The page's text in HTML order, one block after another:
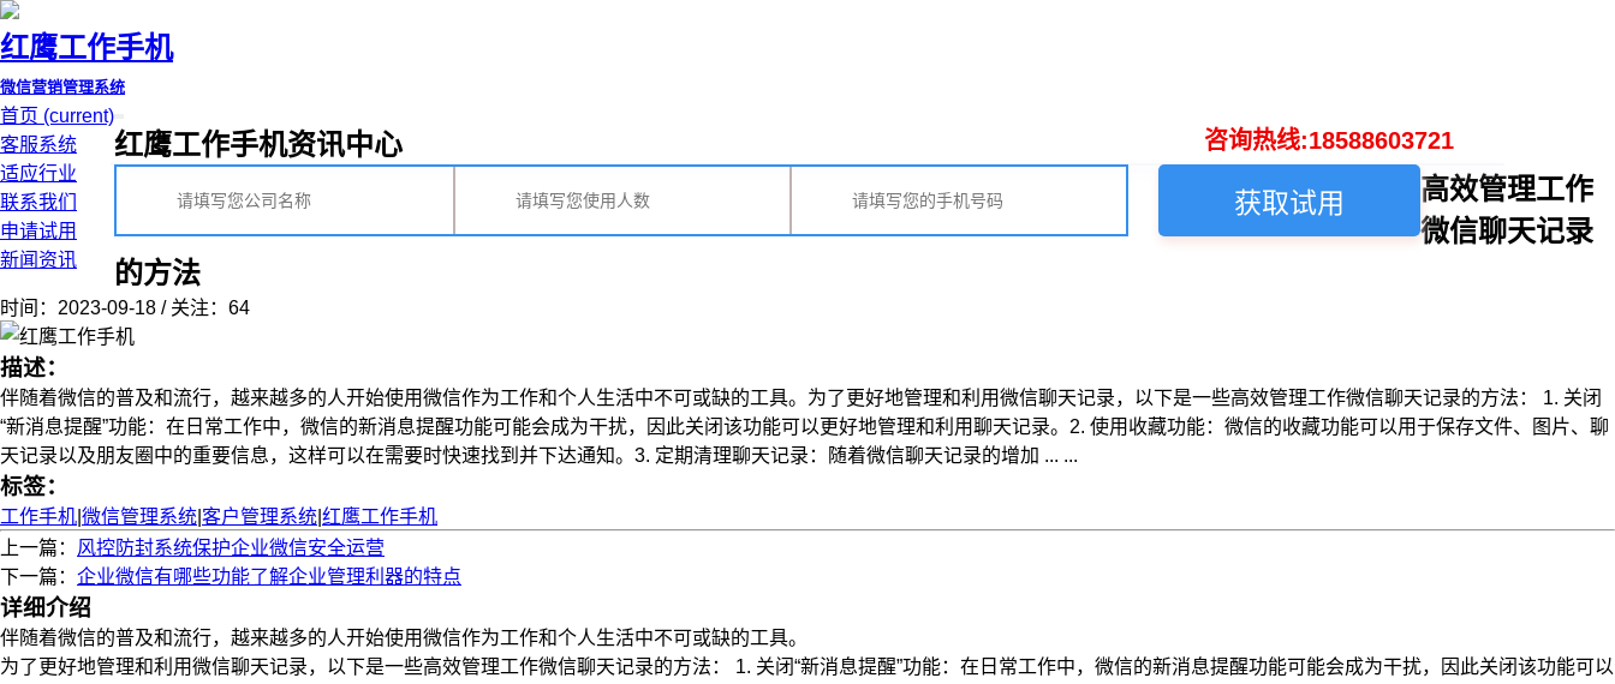
红鹰工作手机
微信营销管理系统
首页 (current)
客服系统
适应行业
联系我们
申请试用
新闻资讯
咨询热线:18588603721
红鹰工作手机资讯中心
获取试用
高效管理工作
微信聊天记录
的方法
时间：2023-09-18 / 关注：64
描述：
伴随着微信的普及和流行，越来越多的人开始使用微信作为工作和个人生活中不可或缺的工具。为了更好地管理和利用微信聊天记录，以下是一些高效管理工作微信聊天记录的方法： 1. 关闭
“新消息提醒”功能：在日常工作中，微信的新消息提醒功能可能会成为干扰，因此关闭该功能可以更好地管理和利用聊天记录。2. 使用收藏功能：微信的收藏功能可以用于保存文件、图片、聊
天记录以及朋友圈中的重要信息，这样可以在需要时快速找到并下达通知。3. 定期清理聊天记录：随着微信聊天记录的增加 ... ...
标签：
工作手机 微信管理系统 客户管理系统 红鹰工作手机
上一篇： 风控防封系统保护企业微信安全运营
下一篇： 企业微信有哪些功能了解企业管理利器的特点
详细介绍
伴随着微信的普及和流行，越来越多的人开始使用微信作为工作和个人生活中不可或缺的工具。
为了更好地管理和利用微信聊天记录，以下是一些高效管理工作微信聊天记录的方法： 1. 关闭“新消息提醒”功能：在日常工作中，微信的新消息提醒功能可能会成为干扰，因此关闭该功能可以